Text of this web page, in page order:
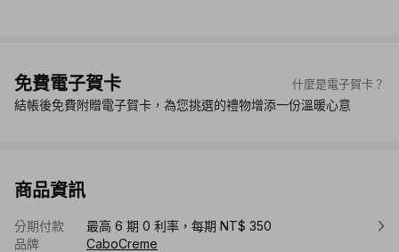
免費電子賀卡 什麼是電子賀卡？
結帳後免費附贈電子賀卡，為您挑選的禮物增添一份溫暖心意
商品資訊
分期付款
最高 6 期 0 利率，每期 NT$ 350
品牌
CaboCreme